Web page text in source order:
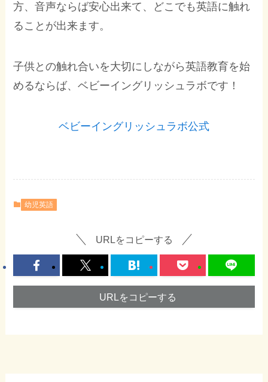
方、音声ならば安心出来て、どこでも英語に触れ
ることが出来ます。
子供との触れ合いを大切にしながら英語教育を始
めるならば、ベビーイングリッシュラボです！
ベビーイングリッシュラボ公式
幼児英語
URLをコピーする
URLをコピーする